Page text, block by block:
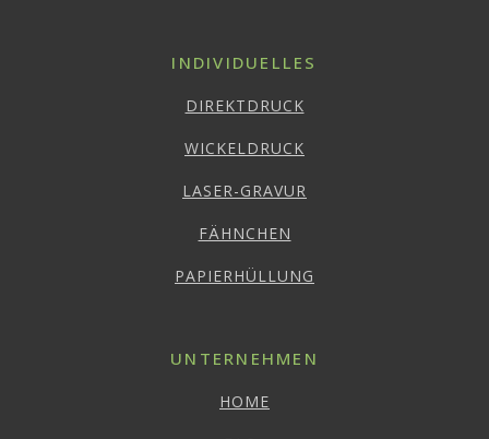
INDIVIDUELLES
DIREKTDRUCK
WICKELDRUCK
LASER-GRAVUR
FÄHNCHEN
PAPIERHÜLLUNG
UNTERNEHMEN
HOME